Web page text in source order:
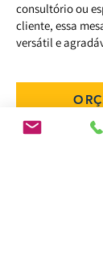
consultório ou
cliente, essa
versátil e